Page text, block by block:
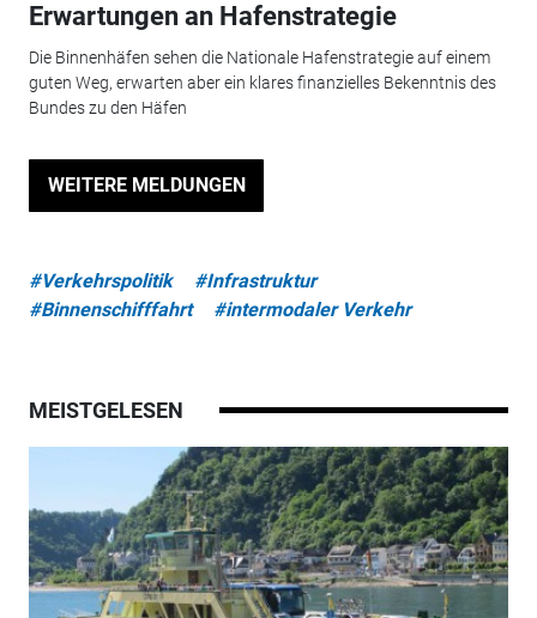
Erwartungen an Hafenstrategie
Die Binnenhäfen sehen die Nationale Hafenstrategie auf einem
guten Weg, erwarten aber ein klares finanzielles Bekenntnis des
Bundes zu den Häfen
WEITERE MELDUNGEN
#Verkehrspolitik
#Infrastruktur
#Binnenschifffahrt
#intermodaler Verkehr
MEISTGELESEN